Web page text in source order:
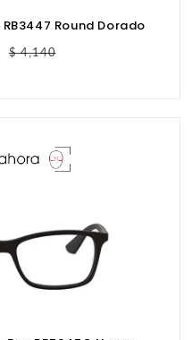
Round Dorado
Precio
$ 4,140